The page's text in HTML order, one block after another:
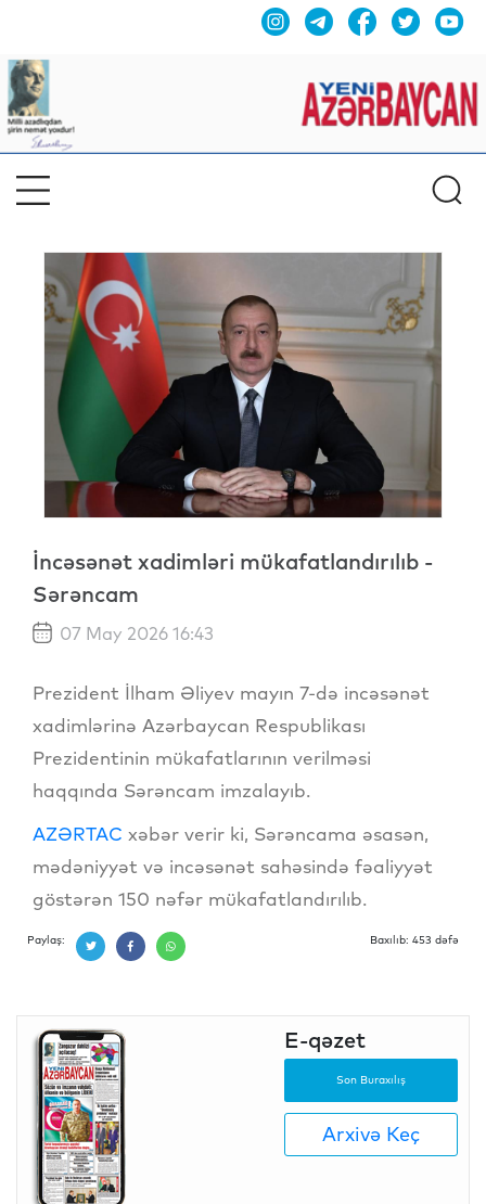
İncəsənət xadimləri mükafatlandırılıb -
Sərəncam
07 May 2026 16:43
Prezident İlham Əliyev mayın 7-də incəsənət
xadimlərinə Azərbaycan Respublikası
Prezidentinin mükafatlarının verilməsi
haqqında Sərəncam imzalayıb.
AZƏRTAC xəbər verir ki, Sərəncama əsasən,
mədəniyyət və incəsənət sahəsində fəaliyyət
göstərən 150 nəfər mükafatlandırılıb.
Paylaş: Baxılıb: 453 dəfə
E-qəzet
Son Buraxılış
Arxivə Keç